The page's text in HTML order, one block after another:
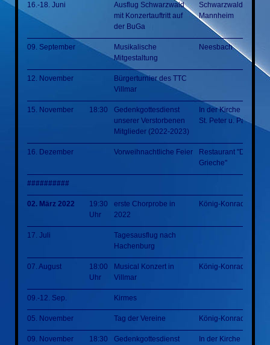
16.-18. Juni
Ausflug Schwarzwald
mit Konzertauftritt auf
der BuGa
Schwarzwald
Mannheim
09. September
Musikalische
Mitgestaltung
Neesbach
12. November
Bürgerturnier des TTC
Villmar
15. November 18:30
Gedenkgottesdienst
unserer Verstorbenen
Mitglieder (2022-2023)
In der Kirche
St. Peter u. Paul
16. Dezember Vorweihnachtliche Feier
Restaurant "Der
Grieche"
##########
02. März 2022
19:30
Uhr
erste Chorprobe in
2022
König-Konrad-Halle
17. Juli
Tagesausflug nach
Hachenburg
07. August
18:00
Uhr
Musical Konzert in
Villmar
König-Konrad-Halle
09.-12. Sep. Kirmes
05. November Tag der Vereine König-Konrad-Halle
09. November
18:30
Gedenkgottesdienst
In der Kirche